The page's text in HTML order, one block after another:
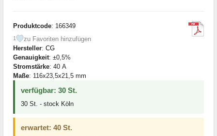
Produktcode: 166349
1
zu Favoriten hinzufügen
Hersteller: CG
Genauigkeit: ±0,5%
Stromstärke: 40 А
Maße: 116x23,5x21,5 mm
verfügbar: 30 St.
30 St. - stock Köln
erwartet: 40 St.